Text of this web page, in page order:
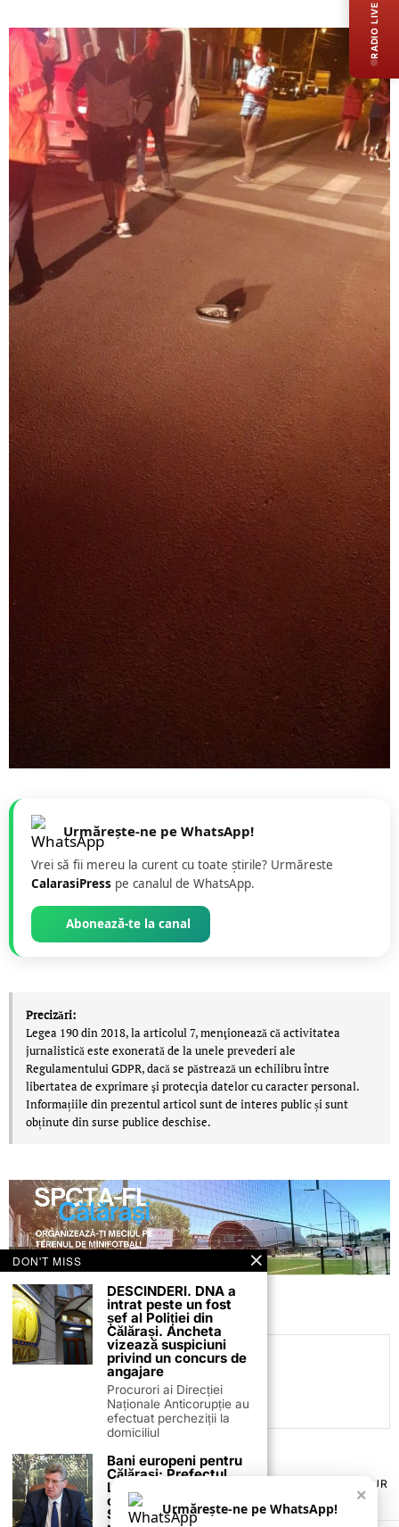
Urmărește-ne pe WhatsApp!
Vrei să fii mereu la curent cu toate știrile? Urmăreste
CalarasiPress pe canalul de WhatsApp.
Abonează-te la canal
Precizări:
Legea 190 din 2018, la articolul 7, menţionează că activitatea
jurnalistică este exonerată de la unele prevederi ale
Regulamentului GDPR, dacă se păstrează un echilibru între
libertatea de exprimare şi protecţia datelor cu caracter personal.
Informațiile din prezentul articol sunt de interes public și sunt
obținute din surse publice deschise.
C.C
TERMENI ȘI CONDIȚII
POLITICA DE ANULARE & RETUR
PUBLICITATE ONLINE & TIPĂRITĂ
CONTACT
ZIARUL ANUNȚUL CĂLĂRĂȘEAN
×
Urmărește-ne pe WhatsApp!
RADIO LIVE
DON'T MISS
DESCINDERI. DNA a
intrat peste un fost
șef al Poliției din
Călărași. Ancheta
vizează suspiciuni
privind un concurs de
angajare
Procurori ai Direcției
Naționale Anticorupție au
efectuat percheziții la
domiciliul
Bani europeni pentru
Călărași: Prefectul
Laurențiu State anunță
colaborarea cu ADR
Sud-Muntenia pentru